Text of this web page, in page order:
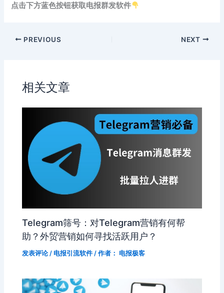
点击下方蓝色按钮获取电报群发软件
PREVIOUS NEXT
相关文章
Telegram筛号：对Telegram营销有何帮
助？外贸营销如何寻找活跃用户？
发表评论 / 电报引流软件 / 作者： 电报极客